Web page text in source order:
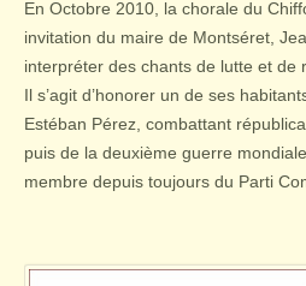
En Octobre 2010, la chorale du
invitation du maire de Montséret,
interpréter des chants de lutte et de
Il s’agit d’honorer un de ses
Estéban Pérez, combattant
puis de la deuxième guerre
membre depuis toujours du Parti